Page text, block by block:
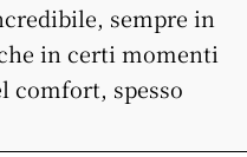
sempre in
in certi momenti
comfort, spesso